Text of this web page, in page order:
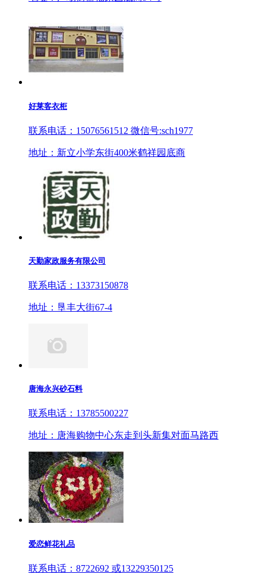
好莱客衣柜
联系电话：15076561512 微信号:sch1977
地址：新立小学东街400米鹤祥园底商
天勤家政服务有限公司
联系电话：13373150878
地址：垦丰大街67-4
唐海永兴砂石料
联系电话：13785500227
地址：唐海购物中心东走到头新集对面马路西
爱恋鲜花礼品
联系电话：8722692 或13229350125